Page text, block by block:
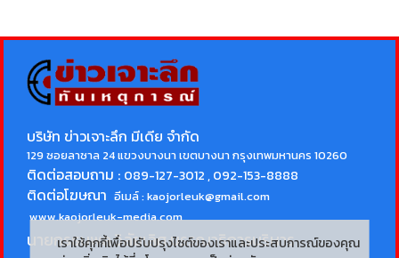
บริษัท ข่าวเจาะลึก มีเดีย จำกัด
129 ซอยลาซาล 24 แขวงบางนา เขตบางนา กรุงเทพมหานคร 10260
ติดต่อสอบถาม : 089-127-3012 , 092-153-8888
ติดต่อโฆษณา อีเมล์ :kaojorleuk@gmail.com
www.kaojorleuk-media.com
นายกรธนพล วิลัยเลิศบรรณาธิการบริหาร
เราใช้คุกกี้เพื่อปรับปรุงไซต์ของเราและประสบการณ์ของคุณ